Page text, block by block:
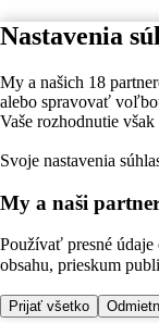
Nastavenia
My a našich 18
alebo spravovať
Vaše rozhodnutie
Svoje nastavenia
My a naši
Používať presné
obsahu, prieskum
Prijať všetko